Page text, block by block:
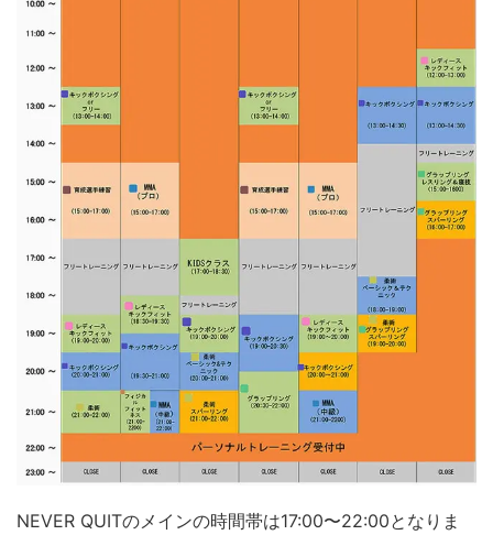
NEVER QUITのメインの時間帯は17:00〜22:00となりま